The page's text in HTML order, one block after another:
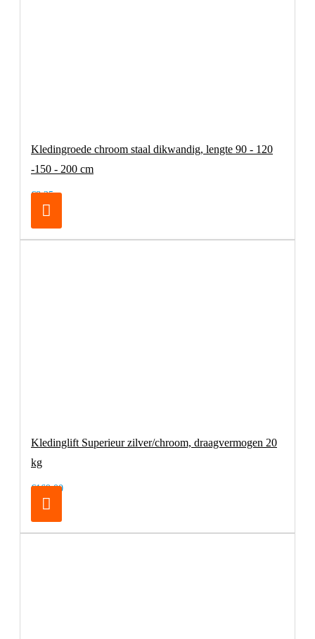
Kledingroede chroom staal dikwandig, lengte 90 - 120
-150 - 200 cm
€8,25
Kledinglift Superieur zilver/chroom, draagvermogen 20
kg
€169,00